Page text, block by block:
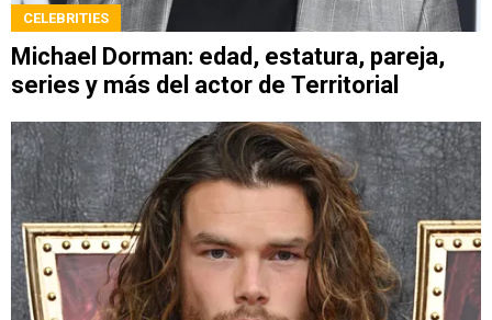
CELEBRITIES
Michael Dorman: edad, estatura, pareja,
series y más del actor de Territorial